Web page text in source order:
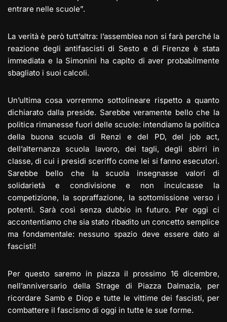
entrare nelle scuole”.
La verità è però tutt’altra: l’assemblea non si farà perché la
reazione degli antifascisti di Sesto e di Firenze è stata
immediata e la Simonini ha capito di aver probabilmente
sbagliato i suoi calcoli.
Un’ultima cosa vorremmo sottolineare rispetto a quanto
dichiarato dalla preside. Sarebbe veramente bello che la
politica rimanesse fuori delle scuole: intendiamo la politica
della buona scuola di Renzi e del PD, del job act,
dell’alternanza scuola lavoro, dei tagli, degli sbirri in
classe, di cui i presidi sceriffo come lei si fanno esecutori.
Sarebbe bello che la scuola insegnasse valori di
solidarietà e condivisione e non inculcasse la
competizione, la sopraffazione, la sottomissione verso i
potenti. Sarà così senza dubbio in futuro. Per oggi ci
accontentiamo che sia stato ribadito un concetto semplice
ma fondamentale: nessuno spazio deve essere dato ai
fascisti!
Per questo saremo in piazza il prossimo 16 dicembre,
nell’anniversario della Strage di Piazza Dalmazia, per
ricordare Samb e Diop e tutte le vittime dei fascisti, per
combattere il fascismo di oggi in tutte le sue forme.